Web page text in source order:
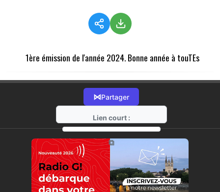
1ère émission de l'année 2024. Bonne année à touTEs
⋈Partager
Lien court :
https://radio-g.fr?13609
⧉